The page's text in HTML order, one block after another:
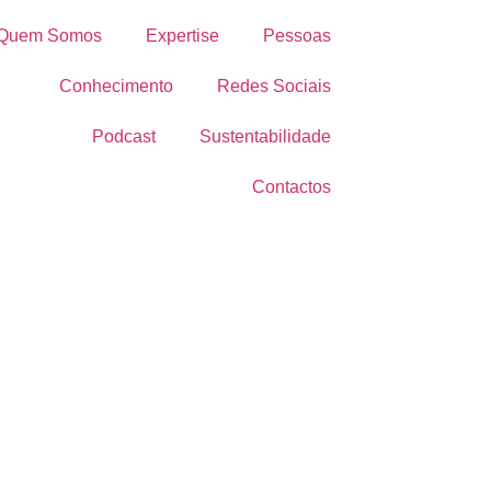
Somos Expertise Pessoas
Conhecimento Redes Sociais
Podcast Sustentabilidade
Contactos